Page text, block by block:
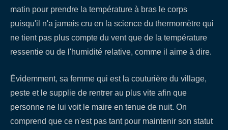
matin pour prendre la température à bras le corps
puisqu'il n'a jamais cru en la science du thermomètre qui
ne tient pas plus compte du vent que de la température
ressentie ou de l'humidité relative, comme il aime à dire.
Évidemment, sa femme qui est la couturière du village,
peste et le supplie de rentrer au plus vite afin que
personne ne lui voit le maire en tenue de nuit. On
comprend que ce n'est pas tant pour maintenir son statut